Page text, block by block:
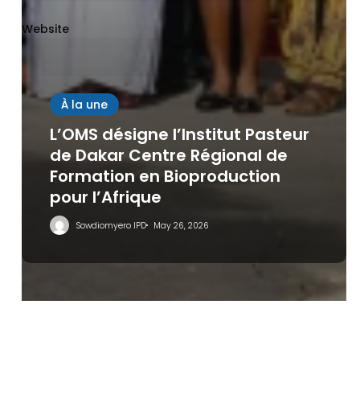
À la une
L’OMS désigne l’Institut Pasteur
de Dakar Centre Régional de
Formation en Bioproduction
pour l’Afrique
Sowdiomyero IPD May 26, 2026
Website
Save my name, email, and website in this browser
for the next time I comment.